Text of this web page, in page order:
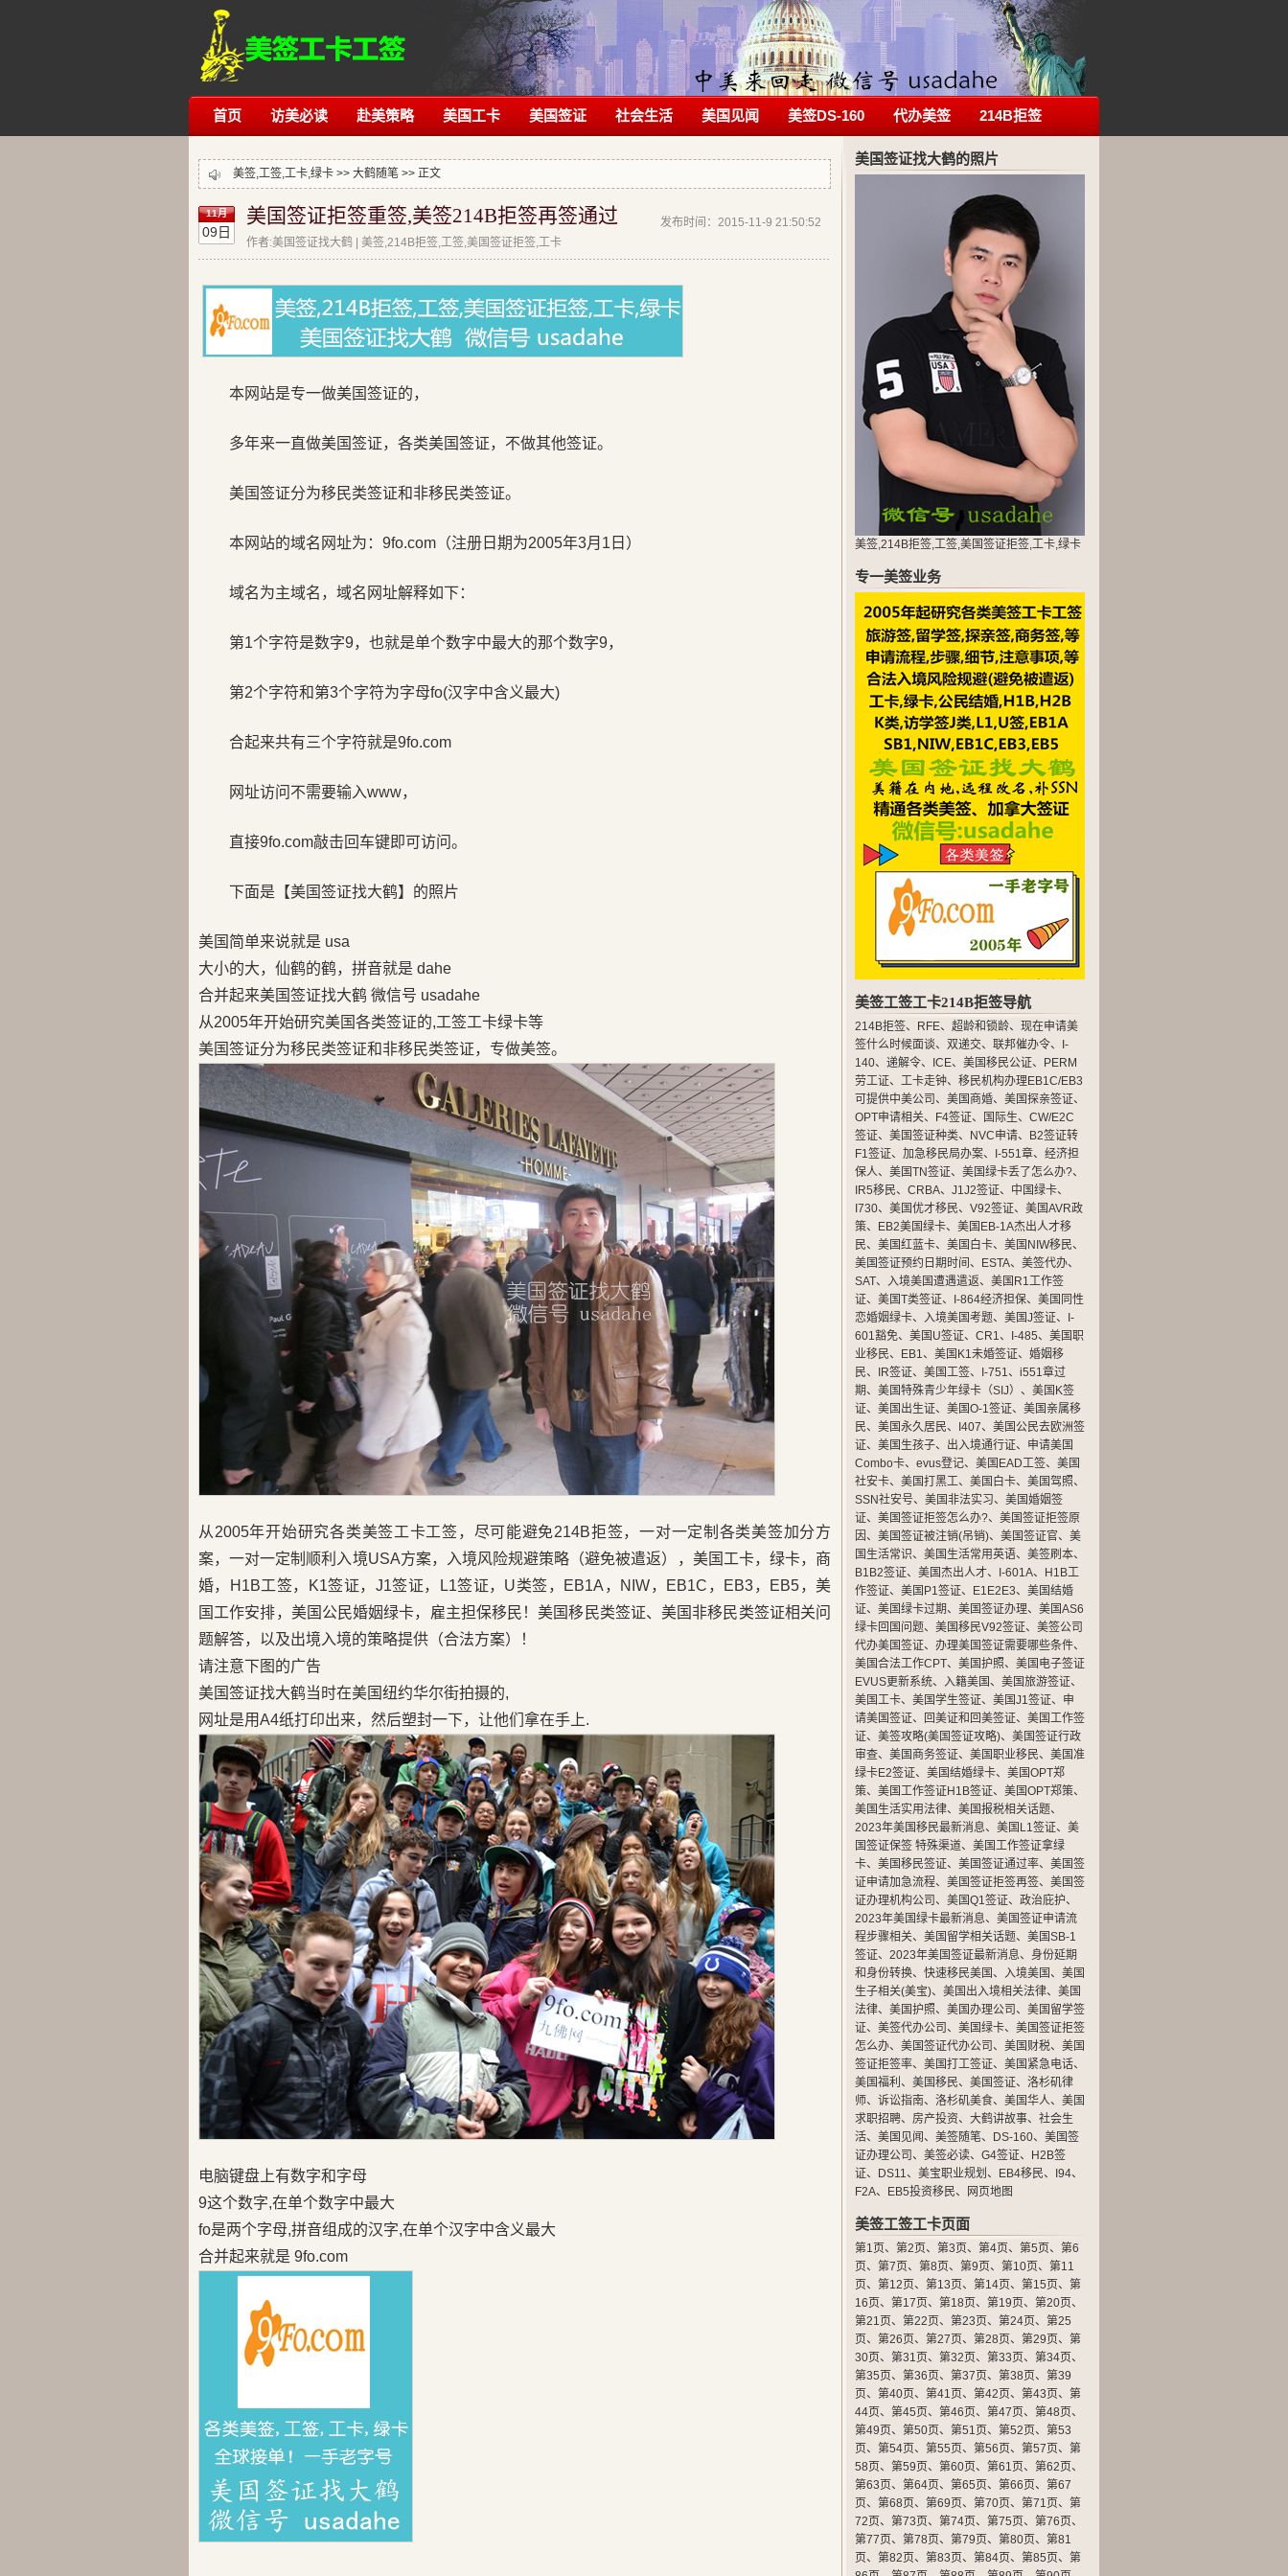
首页 访美必读 赴美策略 美国工卡 美国签证 社会生活 美国见闻 美签DS-160 代办美签 214B拒签
美签,工签,工卡,绿卡 >> 大鹤随笔 >> 正文
11月
09日
发布时间：2015-11-9 21:50:52
美国签证拒签重签,美签214B拒签再签通过
作者:美国签证找大鹤 | 美签,214B拒签,工签,美国签证拒签,工卡
本网站是专一做美国签证的，
多年来一直做美国签证，各类美国签证，不做其他签证。
美国签证分为移民类签证和非移民类签证。
本网站的域名网址为：9fo.com（注册日期为2005年3月1日）
域名为主域名，域名网址解释如下：
第1个字符是数字9，也就是单个数字中最大的那个数字9，
第2个字符和第3个字符为字母fo(汉字中含义最大)
合起来共有三个字符就是9fo.com
网址访问不需要输入www，
直接9fo.com敲击回车键即可访问。
下面是【美国签证找大鹤】的照片
美国简单来说就是 usa
大小的大，仙鹤的鹤，拼音就是 dahe
合并起来美国签证找大鹤 微信号 usadahe
从2005年开始研究美国各类签证的,工签工卡绿卡等
美国签证分为移民类签证和非移民类签证，专做美签。
从2005年开始研究各类美签工卡工签，尽可能避免214B拒签，一对一定制各类美签加分方
案，一对一定制顺利入境USA方案，入境风险规避策略（避免被遣返），美国工卡，绿卡，商
婚，H1B工签，K1签证，J1签证，L1签证，U类签，EB1A，NIW，EB1C，EB3，EB5，美
国工作安排，美国公民婚姻绿卡，雇主担保移民！美国移民类签证、美国非移民类签证相关问
题解答，以及出境入境的策略提供（合法方案）！
请注意下图的广告
美国签证找大鹤当时在美国纽约华尔街拍摄的,
网址是用A4纸打印出来，然后塑封一下，让他们拿在手上.
电脑键盘上有数字和字母
9这个数字,在单个数字中最大
fo是两个字母,拼音组成的汉字,在单个汉字中含义最大
合并起来就是 9fo.com
美国签证找大鹤的照片
美签,214B拒签,工签,美国签证拒签,工卡,绿卡
专一美签业务
美签工签工卡214B拒签导航
214B拒签、 RFE、 超龄和锁龄、 现在申请美
签什么时候面谈、 双递交、 联邦催办令、
I-
140、 递解令、 ICE、 美国移民公证、
PERM
劳工证、 工卡走钟、 移民机构办理EB1C/EB3
可提供中美公司 、 美国商婚、 美国探亲签证、
OPT申请相关、 F4签证、 国际生、 CW/E2C
签证、 美国签证种类、 NVC申请、
B2签证转
F1签证、 加急移民局办案、 I-551章、 经济担
保人、 美国TN签证、 美国绿卡丢了怎么办?、
IR5移民、 CRBA、 J1J2签证、 中国绿卡、
I730、 美国优才移民、 V92签证、 美国AVR政
策、 EB2美国绿卡、 美国EB-1A杰出人才移
民、 美国红蓝卡、 美国白卡、 美国NIW移民、
美国签证预约日期时间 、 ESTA、 美签代办、
SAT、 入境美国遭遇遣返、 美国R1工作签
证、 美国T类签证、 I-864经济担保、 美国同性
恋婚姻绿卡、 入境美国考题、 美国J签证、
I-
601豁免、 美国U签证、 CR1、 I-485、 美国职
业移民、 EB1、 美国K1未婚签证、 婚姻移
民、 IR签证、 美国工签、 I-751、 i551章过
期、 美国特殊青少年绿卡（SIJ） 、 美国K签
证、 美国出生证、 美国O-1签证、 美国亲属移
民、 美国永久居民、 I407、 美国公民去欧洲签
证、 美国生孩子、 出入境通行证、 申请美国
Combo卡、 evus登记、 美国EAD工签、 美国
社安卡、 美国打黑工、 美国白卡、 美国驾照、
SSN社安号、 美国非法实习、 美国婚姻签
证、 美国签证拒签怎么办?、 美国签证拒签原
因、 美国签证被注销(吊销)、 美国签证官、 美
国生活常识、 美国生活常用英语、 美签刷本、
B1B2签证、 美国杰出人才、 I-601A、
H1B工
作签证、 美国P1签证、 E1E2E3、 美国结婚
证、 美国绿卡过期、 美国签证办理、 美国AS6
绿卡回国问题、 美国移民V92签证、 美签公司
代办美国签证、 办理美国签证需要哪些条件、
美国合法工作CPT、 美国护照、 美国电子签证
EVUS更新系统、 入籍美国、 美国旅游签证、
美国工卡、 美国学生签证、 美国J1签证、 申
请美国签证、 回美证和回美签证、 美国工作签
证、 美签攻略(美国签证攻略)、 美国签证行政
审查、 美国商务签证、 美国职业移民、 美国准
绿卡E2签证、 美国结婚绿卡、 美国OPT郑
策、 美国工作签证H1B签证、 美国OPT郑策、
美国生活实用法律、 美国报税相关话题、
2023年美国移民最新消息、 美国L1签证、 美
国签证保签 特殊渠道、 美国工作签证拿绿
卡、 美国移民签证、 美国签证通过率、 美国签
证申请加急流程、 美国签证拒签再签、 美国签
证办理机构公司 、 美国Q1签证、 政治庇护、
2023年美国绿卡最新消息、 美国签证申请流
程步骤相关、 美国留学相关话题、 美国SB-1
签证、 2023年美国签证最新消息、 身份延期
和身份转换、 快速移民美国、 入境美国、 美国
生子相关(美宝)、 美国出入境相关法律、 美国
法律、 美国护照、 美国办理公司 、 美国留学签
证、 美签代办公司 、 美国绿卡、 美国签证拒签
怎么办、 美国签证代办公司 、 美国财税、 美国
签证拒签率、 美国打工签证、 美国紧急电话、
美国福利 、 美国移民、 美国签证、 洛杉矶律
师、 诉讼指南、 洛杉矶美食、 美国华人、 美国
求职招聘、 房产投资、 大鹤讲故事、 社会生
活、 美国见闻、 美签随笔、 DS-160、 美国签
证办理公司 、 美签必读、 G4签证、
H2B签
证、 DS11、 美宝职业规划 、 EB4移民、 I94、
F2A、 EB5投资移民、 网页地图
美签工签工卡页面
第1页、 第2页、 第3页、 第4页、 第5页、 第6
页、 第7页、 第8页、 第9页、 第10页、 第11
页、 第12页、 第13页、 第14页、 第15页、 第
16页、 第17页、 第18页、 第19页、 第20页、
第21页、 第22页、 第23页、 第24页、 第25
页、 第26页、 第27页、 第28页、 第29页、 第
30页、 第31页、 第32页、 第33页、 第34页、
第35页、 第36页、 第37页、 第38页、 第39
页、 第40页、 第41页、 第42页、 第43页、 第
44页、 第45页、 第46页、 第47页、 第48页、
第49页、 第50页、 第51页、 第52页、 第53
页、 第54页、 第55页、 第56页、 第57页、 第
58页、 第59页、 第60页、 第61页、 第62页、
第63页、 第64页、 第65页、 第66页、 第67
页、 第68页、 第69页、 第70页、 第71页、 第
72页、 第73页、 第74页、 第75页、 第76页、
第77页、 第78页、 第79页、 第80页、 第81
页、 第82页、 第83页、 第84页、 第85页、 第